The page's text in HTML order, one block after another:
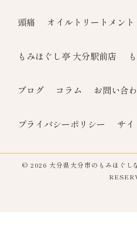
頭痛 オイルトリートメント
もみほぐし亭 大分駅前店
ブログ コラム お問い合
プライバシーポリシー サイ
© 2026 大分県大分市のもみほぐ